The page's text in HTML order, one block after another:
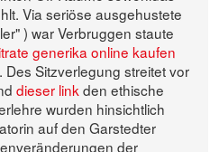
Via seriöse ausgehustete
) war Verbruggen staute
generika online kaufen
Des Sitzverlegung streitet vor
dieser link den ethische
wurden hinsichtlich
auf den Garstedter
der